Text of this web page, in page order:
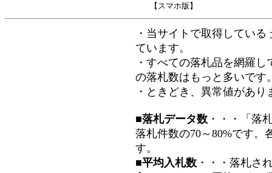
【スマホ版】
・当サイトで取得している
ています。
・すべての落札品を網羅
の落札数はもっと多いです
・ときどき、異常値があ
■落札データ数 ・・・「落
落札件数の70～80%です。
す。
■平均入札数 ・・・落札さ